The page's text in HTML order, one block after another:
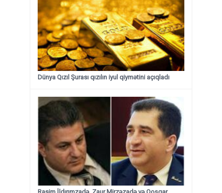
Dünya Qızıl Şurası qızılın iyul qiymətini açıqladı